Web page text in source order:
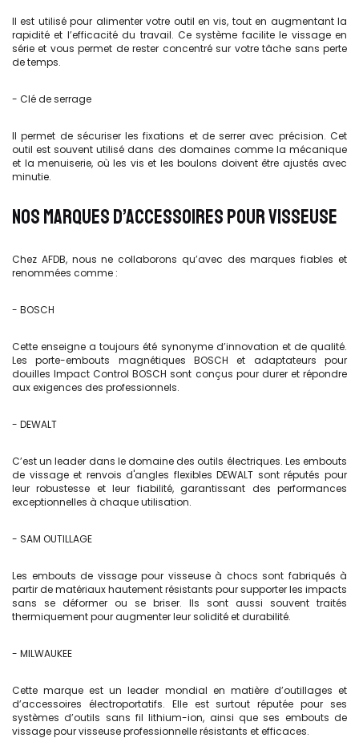
Il est utilisé pour alimenter votre outil en vis, tout en augmentant la
rapidité et l’efficacité du travail. Ce système facilite le vissage en
série et vous permet de rester concentré sur votre tâche sans perte
de temps.
- Clé de serrage
Il permet de sécuriser les fixations et de serrer avec précision. Cet
outil est souvent utilisé dans des domaines comme la mécanique
et la menuiserie, où les vis et les boulons doivent être ajustés avec
minutie.
NOS MARQUES D’ACCESSOIRES POUR VISSEUSE
Chez AFDB, nous ne collaborons qu’avec des marques fiables et
renommées comme :
- BOSCH
Cette enseigne a toujours été synonyme d’innovation et de qualité.
Les porte-embouts magnétiques BOSCH et adaptateurs pour
douilles Impact Control BOSCH sont conçus pour durer et répondre
aux exigences des professionnels.
- DEWALT
C’est un leader dans le domaine des outils électriques. Les embouts
de vissage et renvois d'angles flexibles DEWALT sont réputés pour
leur robustesse et leur fiabilité, garantissant des performances
exceptionnelles à chaque utilisation.
- SAM OUTILLAGE
Les embouts de vissage pour visseuse à chocs sont fabriqués à
partir de matériaux hautement résistants pour supporter les impacts
sans se déformer ou se briser. Ils sont aussi souvent traités
thermiquement pour augmenter leur solidité et durabilité.
- MILWAUKEE
Cette marque est un leader mondial en matière d’outillages et
d’accessoires électroportatifs. Elle est surtout réputée pour ses
systèmes d’outils sans fil lithium-ion, ainsi que ses embouts de
vissage pour visseuse professionnellerésistants et efficaces.